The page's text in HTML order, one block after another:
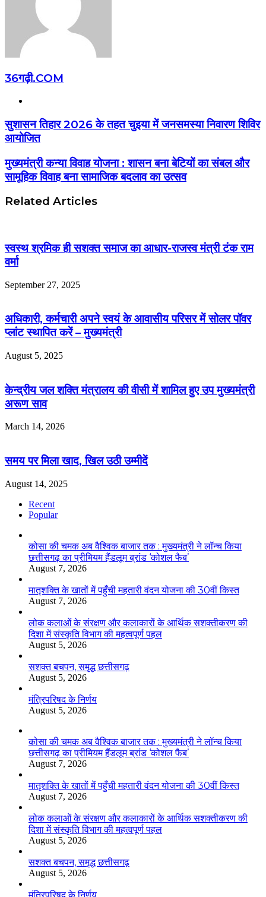
36गढ़ी.COM
सुशासन तिहार 2026 के तहत चुइया में जनसमस्या निवारण शिविर
आयोजित
मुख्यमंत्री कन्या विवाह योजना : शासन बना बेटियों का संबल और
सामूहिक विवाह बना सामाजिक बदलाव का उत्सव
Related Articles
स्वस्थ श्रमिक ही सशक्त समाज का आधार-राजस्व मंत्री टंक राम
वर्मा
September 27, 2025
अधिकारी, कर्मचारी अपने स्वयं के आवासीय परिसर में सोलर पॉवर
प्लांट स्थापित करें – मुख्यमंत्री
August 5, 2025
केन्द्रीय जल शक्ति मंत्रालय की वीसी में शामिल हुए उप मुख्यमंत्री
अरूण साव
March 14, 2026
समय पर मिला खाद, खिल उठी उम्मीदें
August 14, 2025
Recent
Popular
कोसा की चमक अब वैश्विक बाजार तक : मुख्यमंत्री ने लॉन्च किया
छत्तीसगढ़ का प्रीमियम हैंडलूम ब्रांड ‘कोशल फैब’
August 7, 2026
मातृशक्ति के खातों में पहुँची महतारी वंदन योजना की 30वीं किस्त
August 7, 2026
लोक कलाओं के संरक्षण और कलाकारों के आर्थिक सशक्तीकरण की
दिशा में संस्कृति विभाग की महत्वपूर्ण पहल
August 5, 2026
सशक्त बचपन, समृद्ध छत्तीसगढ़
August 5, 2026
मंत्रिपरिषद के निर्णय
August 5, 2026
कोसा की चमक अब वैश्विक बाजार तक : मुख्यमंत्री ने लॉन्च किया
छत्तीसगढ़ का प्रीमियम हैंडलूम ब्रांड ‘कोशल फैब’
August 7, 2026
मातृशक्ति के खातों में पहुँची महतारी वंदन योजना की 30वीं किस्त
August 7, 2026
लोक कलाओं के संरक्षण और कलाकारों के आर्थिक सशक्तीकरण की
दिशा में संस्कृति विभाग की महत्वपूर्ण पहल
August 5, 2026
सशक्त बचपन, समृद्ध छत्तीसगढ़
August 5, 2026